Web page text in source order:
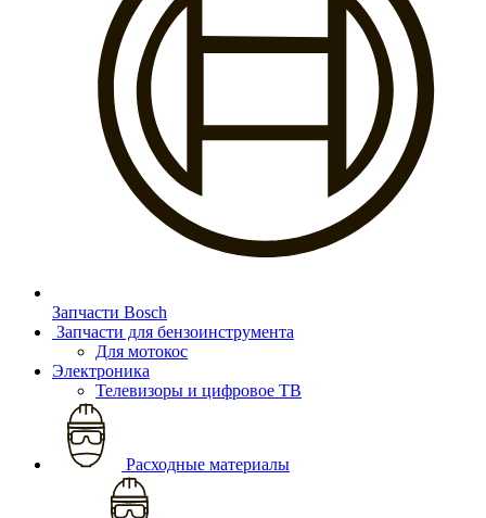
Запчасти Bosch
Запчасти для бензоинструмента
Для мотокос
Электроника
Телевизоры и цифровое ТВ
Расходные материалы